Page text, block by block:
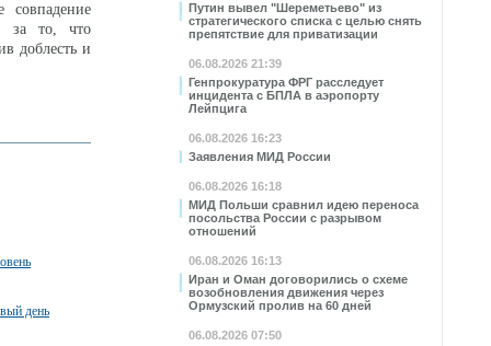
Путин вывел "Шереметьево" из
стратегического списка с целью снять
препятствие для приватизации
06.08.2026 21:39
Генпрокуратура ФРГ расследует
инцидента с БПЛА в аэропорту
Лейпцига
06.08.2026 16:23
Заявления МИД России
06.08.2026 16:18
МИД Польши сравнил идею переноса
посольства России с разрывом
отношений
06.08.2026 16:13
Иран и Оман договорились о схеме
возобновления движения через
Ормузский пролив на 60 дней
06.08.2026 07:50
за то, что
доблесть и
день